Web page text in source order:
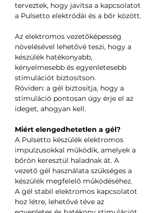
terveztek, hogy javítsa a kapcsolatot
a Pulsetto elektródái és a bőr között.
Az elektromos vezetőképesség
növelésével lehetővé teszi, hogy a
készülék hatékonyabb,
kényelmesebb és egyenletesebb
stimulációt biztosítson.
Röviden: a gél biztosítja, hogy a
stimuláció pontosan úgy érje el az
ideget, ahogyan kell.
Miért elengedhetetlen a gél?
A Pulsetto készülék elektromos
impulzusokkal működik, amelyek a
bőrön keresztül haladnak át. A
vezető gél használata szükséges a
készülék megfelelő működéséhez.
A gél stabil elektromos kapcsolatot
hoz létre, lehetővé téve az